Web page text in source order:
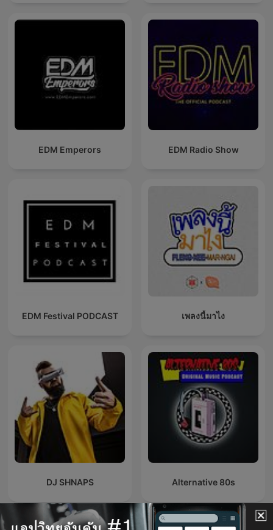
EDM Emperors EDM Radio Show
EDM Festival PODCAST เพลงนี้มาไง
DJ SHNAPS Alternative 80s